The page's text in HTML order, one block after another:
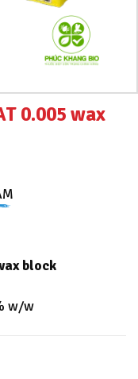
0.005 wax
block
w/w